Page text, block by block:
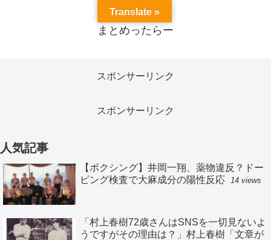
まとめったらー
スポンサーリンク
スポンサーリンク
人気記事
【ボクシング】井岡一翔、薬物違反？ドー
ピング検査で大麻成分の陽性反応
14 views
「村上春樹72歳さんはSNSを一切見ないよ
うですがその理由は？」村上春樹「文章が
Translate »